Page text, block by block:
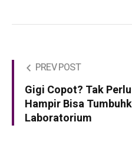
PREV POST
Gigi Copot? Tak
Hampir Bisa
Laboratorium